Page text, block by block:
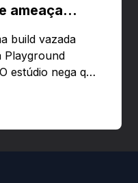
ameaça
build vazada
Playground
estúdio nega que
versões não